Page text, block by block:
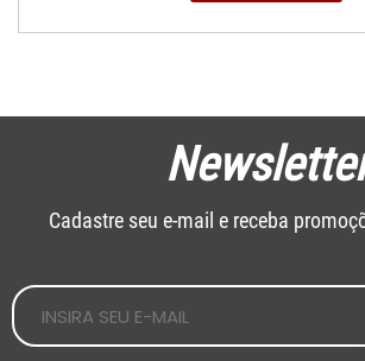
Cadastre seu e-mail e receba